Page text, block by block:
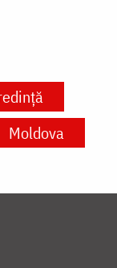
Moldova